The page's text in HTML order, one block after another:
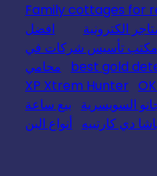
Family cottages for
الكترونية
افضل
مكتب تأسيس شركات في
best gold
محامي
XP Xtrem Hunter
السويسرية
بيع ساعة
دي كارتييه أنواع البن